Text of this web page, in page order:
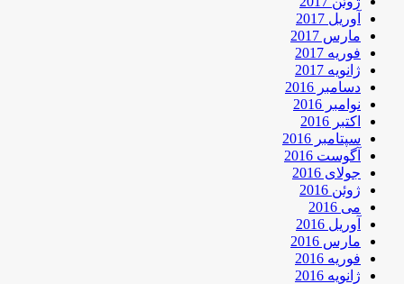
آوریل 2017
مارس 2017
فوریه 2017
ژانویه 2017
دسامبر 2016
نوامبر 2016
اکتبر 2016
سپتامبر 2016
آگوست 2016
جولای 2016
ژوئن 2016
می 2016
آوریل 2016
مارس 2016
فوریه 2016
ژانویه 2016